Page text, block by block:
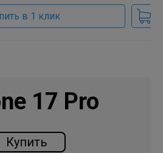
в 1 клик
17 Pro
Купить